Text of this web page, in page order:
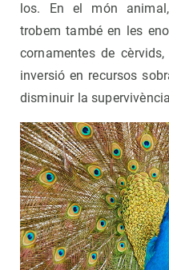
los. En el món
trobem també en les
cornamentes de
inversió en recursos
disminuir la